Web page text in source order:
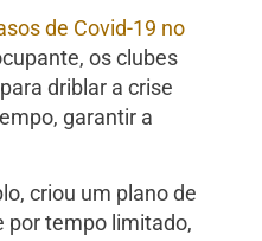
de Covid-19 no
os clubes
driblar a crise
garantir a
criou um plano de
por tempo limitado,